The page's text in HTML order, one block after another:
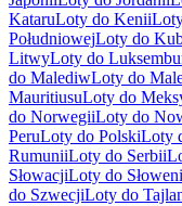
KataruLoty do Kenii
PołudniowejLoty do
LitwyLoty do
do MalediwLoty do
MauritiusuLoty do
do NorwegiiLoty do
PeruLoty do PolskiLoty
RumuniiLoty do Serbii
SłowacjiLoty do
do SzwecjiLoty do